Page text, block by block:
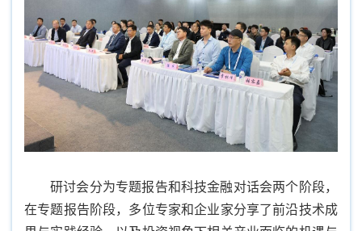
研讨会分为专题报告和科技金融对话会两个阶段，
在专题报告阶段，多位专家和企业家分享了前沿技术成